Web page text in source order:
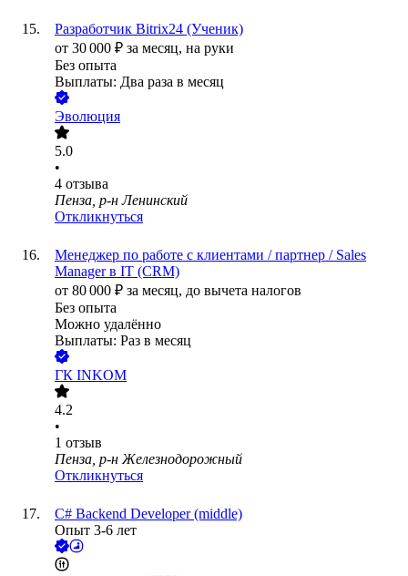
Разработчик Bitrix24 (Ученик)
от 30 000 ₽ за месяц, на руки
Без опыта
Выплаты: Два раза в месяц
Эволюция
5.0
•
4 отзыва
Пенза, р-н Ленинский
Откликнуться
Менеджер по работе с клиентами / партнер / Sales
Manager в IT (CRM)
от 80 000 ₽ за месяц, до вычета налогов
Без опыта
Можно удалённо
Выплаты: Раз в месяц
ГК INKOM
4.2
•
1 отзыв
Пенза, р-н Железнодорожный
Откликнуться
С# Backend Developer (middle)
Опыт 3-6 лет